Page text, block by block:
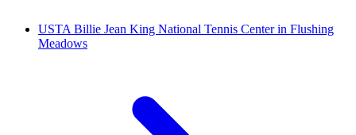
USTA Billie Jean King National Tennis Center in Flushing
Meadows